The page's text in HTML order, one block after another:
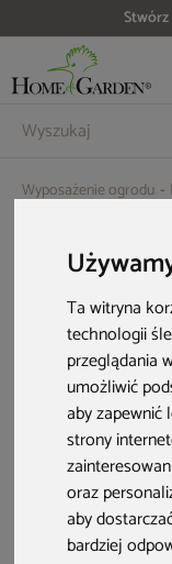
Ta witryna
technologii
przeglądania
umożliwić
aby zapewnić
strony
oraz
aby
bardziej
Wyposażenie ogrodu